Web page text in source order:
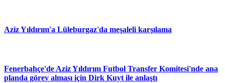
Aziz Yıldırım'a Lüleburgaz'da meşaleli karşılama
Fenerbahçe'de Aziz Yıldırım Futbol Transfer Komitesi'nde ana
planda görev alması için Dirk Kuyt ile anlaştı